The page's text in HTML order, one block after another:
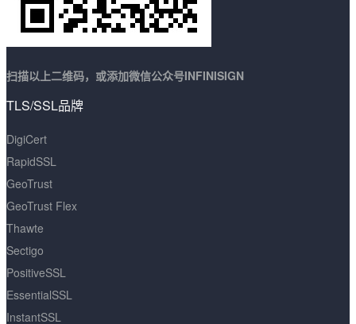
扫描以上二维码，或添加微信公众号INFINISIGN
TLS/SSL品牌
DigiCert
RapidSSL
GeoTrust
GeoTrust Flex
Thawte
Sectigo
PositiveSSL
EssentialSSL
InstantSSL